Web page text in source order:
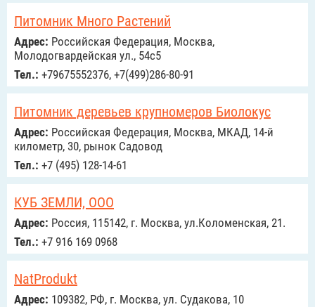
Питомник Много Растений
Адрес: Российcкая Федерация, Москва,
Молодогвардейская ул., 54с5
Тел.: +79675552376, +7(499)286-80-91
Питомник деревьев крупномеров Биолокус
Адрес: Российcкая Федерация, Москва, МКАД, 14-й
километр, 30, рынок Садовод
Тел.: +7 (495) 128-14-61
КУБ ЗЕМЛИ, ООО
Адрес: Россия, 115142, г. Москва, ул.Коломенская, 21.
Тел.: +7 916 169 0968
NatProdukt
Адрес: 109382, РФ, г. Москва, ул. Судакова, 10